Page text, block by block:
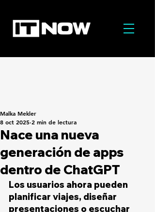
Nace una nueva
generación de apps
dentro de ChatGPT
Malka Mekler
8 oct 2025 2 min de lectura
Los usuarios ahora pueden
planificar viajes, diseñar
presentaciones o escuchar